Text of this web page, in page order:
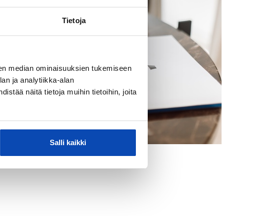
Tietoja
median ominaisuuksien tukemiseen
ja analytiikka-alan
näitä tietoja muihin tietoihin, joita
Salli kaikki